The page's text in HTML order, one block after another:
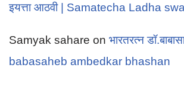
इयत्ता आठवी | Samatecha Ladha
Samyak sahare on भारतरत्न
babasaheb ambedkar bhashan